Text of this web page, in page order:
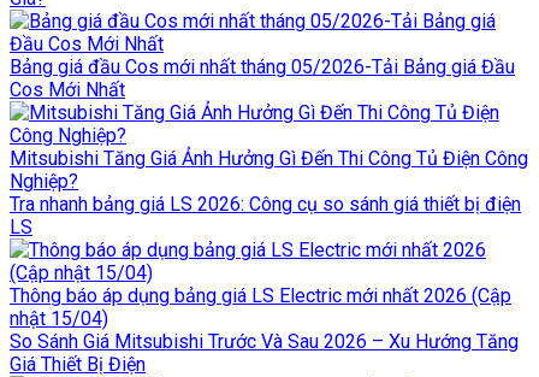
Bảng giá đầu Cos mới nhất tháng 05/2026-Tải Bảng giá Đầu
Cos Mới Nhất
Mitsubishi Tăng Giá Ảnh Hưởng Gì Đến Thi Công Tủ Điện Công
Nghiệp?
Tra nhanh bảng giá LS 2026: Công cụ so sánh giá thiết bị điện
LS
Thông báo áp dụng bảng giá LS Electric mới nhất 2026 (Cập
nhật 15/04)
So Sánh Giá Mitsubishi Trước Và Sau 2026 – Xu Hướng Tăng
Giá Thiết Bị Điện